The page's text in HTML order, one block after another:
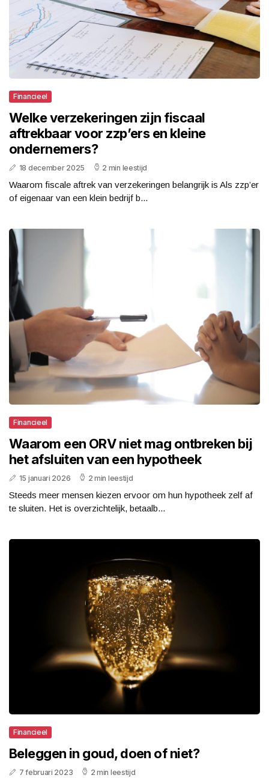
Financieel
Welke verzekeringen zijn fiscaal
aftrekbaar voor zzp’ers en kleine
ondernemers?
18 december 2025 2 min leestijd
Waarom fiscale aftrek van verzekeringen belangrijk is Als zzp’er
of eigenaar van een klein bedrijf b...
Financieel
Waarom een ORV niet mag ontbreken bij
het afsluiten van een hypotheek
15 januari 2026 2 min leestijd
Steeds meer mensen kiezen ervoor om hun hypotheek zelf af
te sluiten. Het is overzichtelijk, betaalb...
Financieel
Beleggen in goud, doen of niet?
7 februari 2023 2 min leestijd